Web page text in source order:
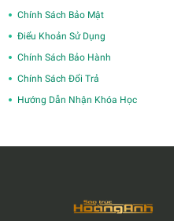
Chính Sách Bảo Mật
Điểu Khoản Sử Dụng
Chính Sách Bảo Hành
Chính Sách Đổi Trả
Hướng Dẫn Nhận Khóa Học